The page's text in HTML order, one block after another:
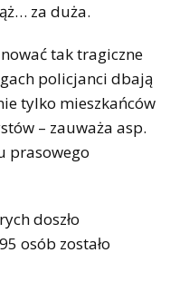
za duża.
tak tragiczne
policjanci dbają
tylko mieszkańców
– zauważa asp.
prasowego
doszło
osób zostało